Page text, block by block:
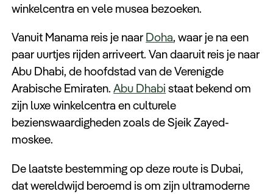
winkelcentra en vele musea bezoeken.
Vanuit Manama reis je naar Doha, waar je na een
paar uurtjes rijden arriveert. Van daaruit reis je naar
Abu Dhabi, de hoofdstad van de Verenigde
Arabische Emiraten.Abu Dhabi staat bekend om
zijn luxe winkelcentra en culturele
bezienswaardigheden zoals de Sjeik Zayed-
moskee.
De laatste bestemming op deze route is Dubai,
dat wereldwijd beroemd is om zijn ultramoderne